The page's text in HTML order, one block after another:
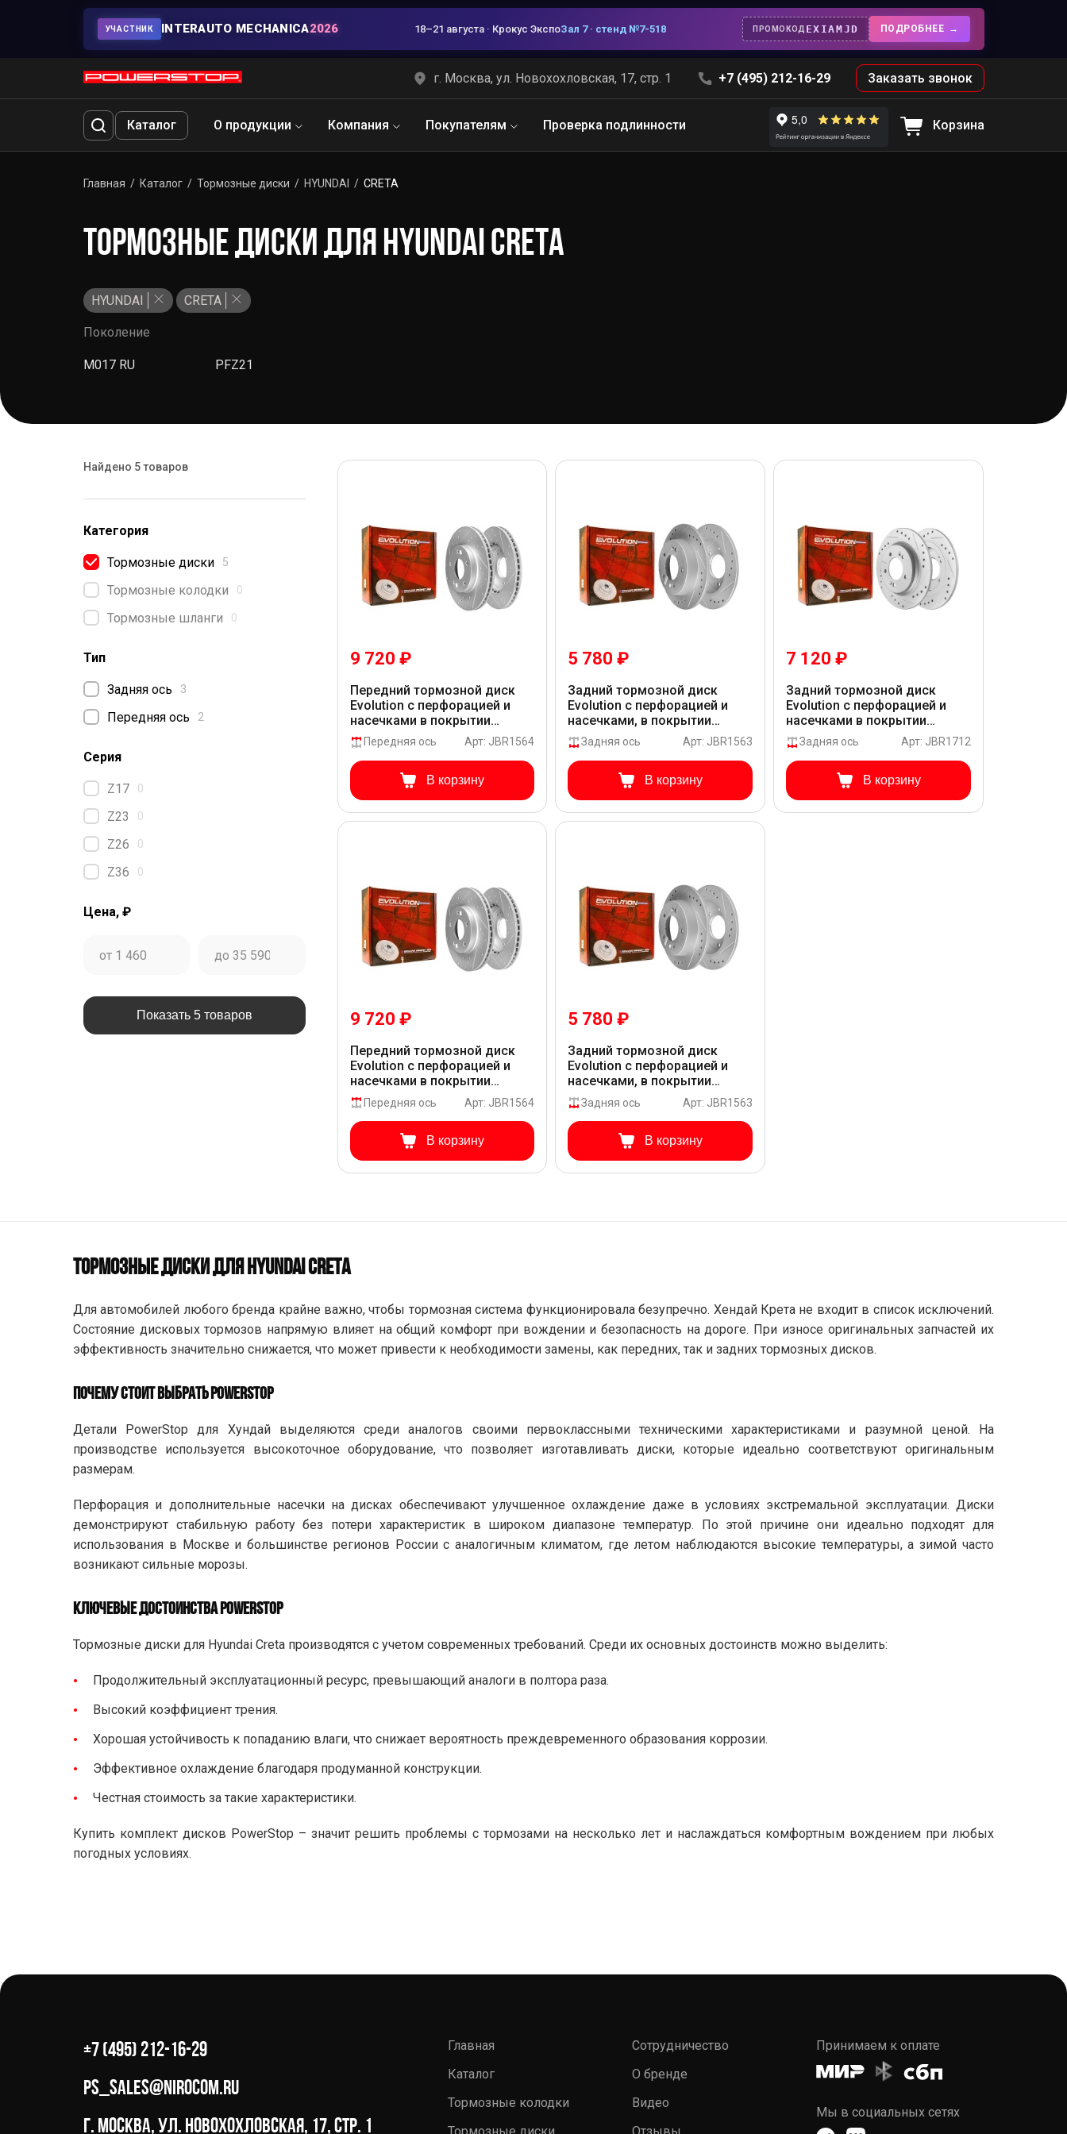
УЧАСТНИК INTERAUTO MECHANICA2026 18–21 августа · Крокус ЭкспоЗал 7 · стенд №7-518 ПРОМОКОД EXIAMJD ПОДРОБНЕЕ
г. Москва, ул. Новохохловская, 17, стр. 1 +7 (495) 212-16-29 Заказать звонок
Каталог О продукции Компания Покупателям Проверка подлинности Корзина
Главная Каталог Тормозные диски HYUNDAI CRETA
ТОРМОЗНЫЕ ДИСКИ ДЛЯ HYUNDAI CRETA
HYUNDAI CRETA
Поколение
M017 RU PFZ21
Найдено 5 товаров
Категория
Тормозные диски 5
Тормозные колодки 0
Тормозные шланги 0
Тип
Задняя ось 3
Передняя ось 2
Серия
Z17 0
Z23 0
Z26 0
Z36 0
Цена, ₽
Показать 5 товаров
9 720 ₽
Передний тормозной диск
Evolution с перфорацией и
насечками в покрытии
GEOMET для Hyundai CRETA
M017 RU
Передняя ось Арт: JBR1564
В корзину
5 780 ₽
Задний тормозной диск
Evolution с перфорацией и
насечками, в покрытии
GEOMET для Hyundai CRETA
M017 RU
Задняя ось Арт: JBR1563
В корзину
7 120 ₽
Задний тормозной диск
Evolution с перфорацией и
насечками в покрытии
GEOMET для Hyundai CRETA
PFZ21
Задняя ось Арт: JBR1712
В корзину
9 720 ₽
Передний тормозной диск
Evolution с перфорацией и
насечками в покрытии
GEOMET для Hyundai CRETA
PFZ21
Передняя ось Арт: JBR1564
В корзину
5 780 ₽
Задний тормозной диск
Evolution с перфорацией и
насечками, в покрытии
GEOMET для Hyundai CRETA
PFZ21
Задняя ось Арт: JBR1563
В корзину
ТОРМОЗНЫЕ ДИСКИ ДЛЯ HYUNDAI CRETA
Для автомобилей любого бренда крайне важно, чтобы тормозная система функционировала безупречно. Хендай Крета не входит в список исключений.
Состояние дисковых тормозов напрямую влияет на общий комфорт при вождении и безопасность на дороге. При износе оригинальных запчастей их
эффективность значительно снижается, что может привести к необходимости замены, как передних, так и задних тормозных дисков.
ПОЧЕМУ СТОИТ ВЫБРАТЬ POWERSTOP
Детали PowerStop для Хундай выделяются среди аналогов своими первоклассными техническими характеристиками и разумной ценой. На
производстве используется высокоточное оборудование, что позволяет изготавливать диски, которые идеально соответствуют оригинальным
размерам.
Перфорация и дополнительные насечки на дисках обеспечивают улучшенное охлаждение даже в условиях экстремальной эксплуатации. Диски
демонстрируют стабильную работу без потери характеристик в широком диапазоне температур. По этой причине они идеально подходят для
использования в Москве и большинстве регионов России с аналогичным климатом, где летом наблюдаются высокие температуры, а зимой часто
возникают сильные морозы.
КЛЮЧЕВЫЕ ДОСТОИНСТВА POWERSTOP
Тормозные диски для Hyundai Creta производятся с учетом современных требований. Среди их основных достоинств можно выделить:
Продолжительный эксплуатационный ресурс, превышающий аналоги в полтора раза.
Высокий коэффициент трения.
Хорошая устойчивость к попаданию влаги, что снижает вероятность преждевременного образования коррозии.
Эффективное охлаждение благодаря продуманной конструкции.
Честная стоимость за такие характеристики.
Купить комплект дисков PowerStop – значит решить проблемы с тормозами на несколько лет и наслаждаться комфортным вождением при любых
погодных условиях.
+7 (495) 212-16-29
ps_sales@nirocom.ru
г. Москва, ул. Новохохловская, 17, стр. 1
Главная
Каталог
Тормозные колодки
Сотрудничество
О бренде
Видео
Принимаем к оплате
Мы в социальных сетях